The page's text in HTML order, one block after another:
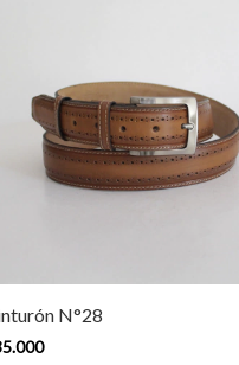
N°28